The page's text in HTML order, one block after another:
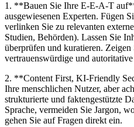
1. **Bauen Sie Ihre E-E-A-T
ausgewiesenen Experten. Fügen
verlinken Sie zu relevanten
Studien, Behörden). Lassen Sie
überprüfen und kuratieren. Zeigen
vertrauenswürdige und
2. **Content First, KI-Friendly
Ihre menschlichen Nutzer, aber
strukturierte und faktengestützte
Sprache, vermeiden Sie Jargon,
gehen Sie auf Fragen direkt ein.